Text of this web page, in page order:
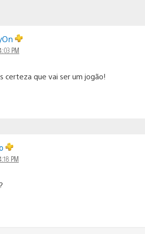
PM
certeza que vai ser um jogão!
PM